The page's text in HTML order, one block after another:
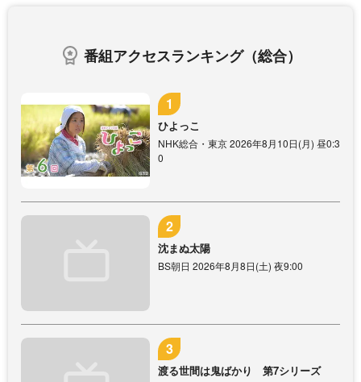
番組アクセスランキング（総合）
ひよっこ
NHK総合・東京 2026年8月10日(月) 昼0:3
0
沈まぬ太陽
BS朝日 2026年8月8日(土) 夜9:00
渡る世間は鬼ばかり 第7シリーズ